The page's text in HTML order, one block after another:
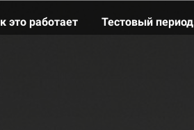
это работает Тестовый период